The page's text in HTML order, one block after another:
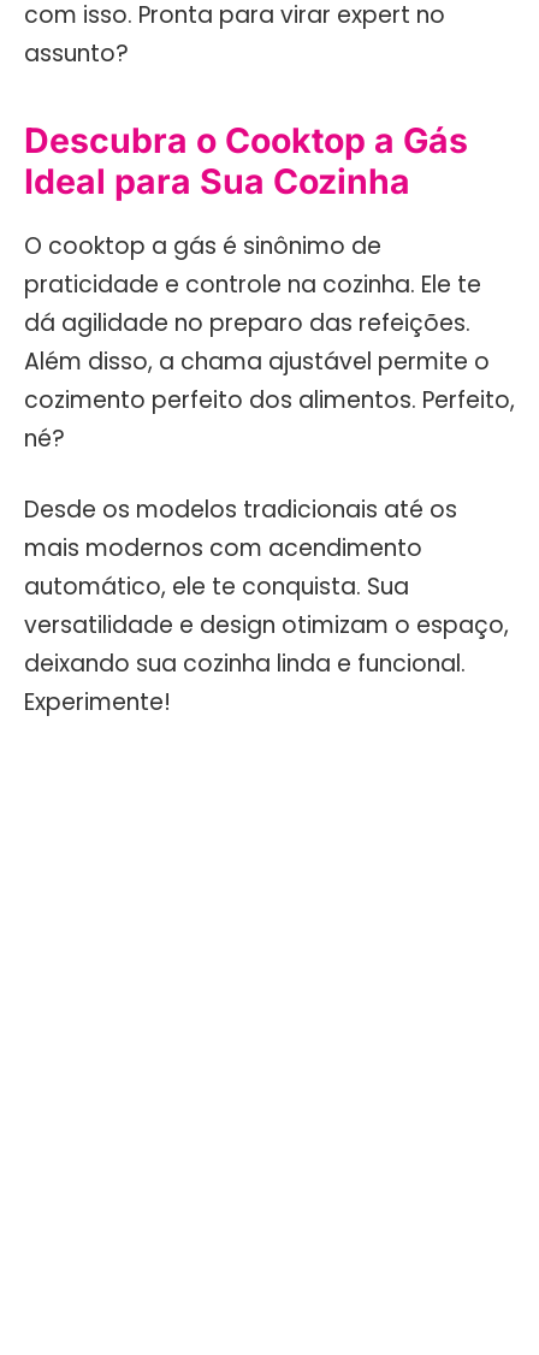
com isso. Pronta para virar expert no
assunto?
Descubra o Cooktop a Gás
Ideal para Sua Cozinha
O cooktop a gás é sinônimo de
praticidade e controle na cozinha. Ele te
dá agilidade no preparo das refeições.
Além disso, a chama ajustável permite o
cozimento perfeito dos alimentos. Perfeito,
né?
Desde os modelos tradicionais até os
mais modernos com acendimento
automático, ele te conquista. Sua
versatilidade e design otimizam o espaço,
deixando sua cozinha linda e funcional.
Experimente!